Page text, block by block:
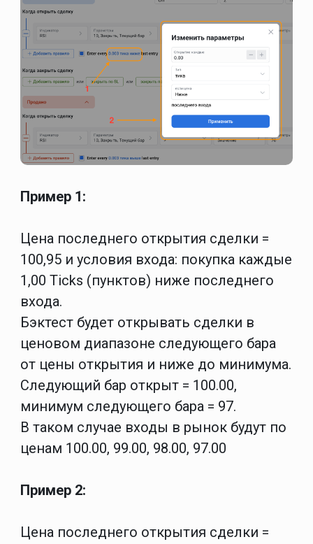
Пример 1:
Цена последнего открытия сделки =
100,95 и условия входа: покупка каждые
1,00 Ticks (пунктов) ниже последнего
входа.
Бэктест будет открывать сделки в
ценовом диапазоне следующего бара
от цены открытия и ниже до минимума.
Следующий бар открыт = 100.00,
минимум следующего бара = 97.
В таком случае входы в рынок будут по
ценам 100.00, 99.00, 98.00, 97.00
Пример 2:
Цена последнего открытия сделки =